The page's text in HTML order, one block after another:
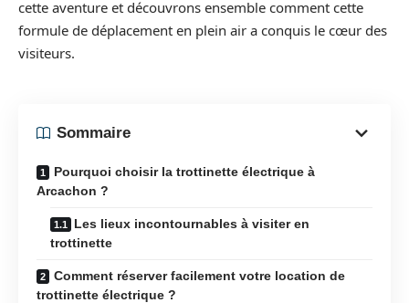
cette aventure et découvrons ensemble comment cette
formule de déplacement en plein air a conquis le cœur des
visiteurs.
Sommaire
Pourquoi choisir la trottinette électrique à
Arcachon ?
Les lieux incontournables à visiter en
trottinette
Comment réserver facilement votre location de
trottinette électrique ?